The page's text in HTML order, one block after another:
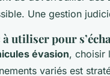
Une gestion
utiliser pour
évasion, choisir
variés est